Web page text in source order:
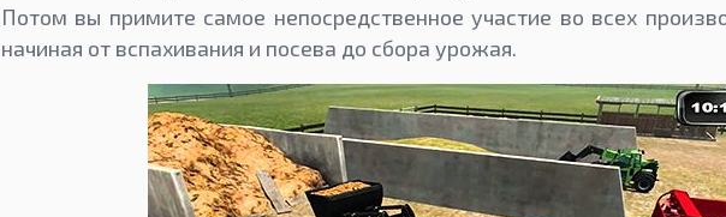
Потом вы примите самое непосредственное участие во всех
начиная от вспахивания и посева до сбора урожая.